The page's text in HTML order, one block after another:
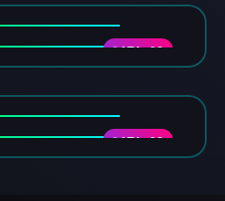
DATA-02
DATA-03